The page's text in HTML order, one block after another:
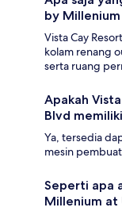
by
Vista Cay
kolam renang
serta ruang
Apakah
Blvd
Ya, tersedia
mesin
Seperti apa
Millenium at